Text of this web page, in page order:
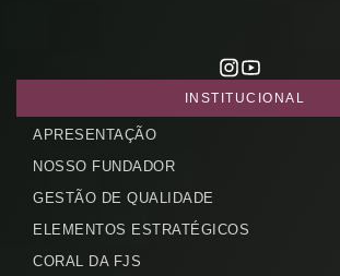
INSTITUCIONAL
APRESENTAÇÃO
NOSSO FUNDADOR
GESTÃO DE QUALIDADE
ELEMENTOS ESTRATÉGICOS
CORAL DA FJS
CADASTRE-SE
receba notícias da Fundação José
Silveira em seu e-mail.